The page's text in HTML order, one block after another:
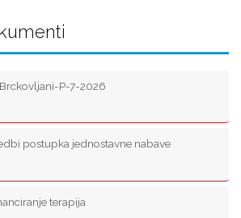
P-7-2026
postupka jednostavne nabave
terapija